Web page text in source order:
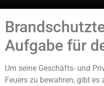
Aufgabe für
Um seine Geschäfts- und
Feuers zu bewahren, gibt